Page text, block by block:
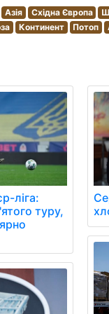
Азія Східна Європа
Континент Потоп
ліга:
туру,